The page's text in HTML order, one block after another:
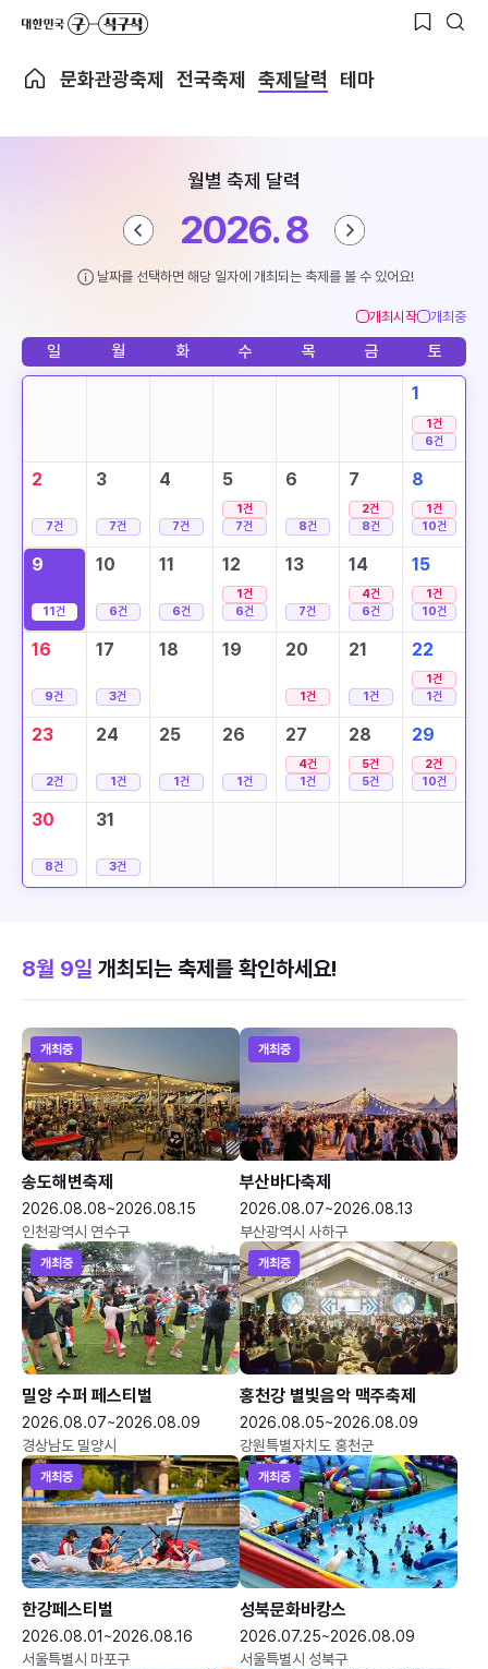
문화관광축제 전국축제 축제달력 테마
월별 축제 달력
2026. 8
날짜를 선택하면 해당 일자에 개최되는 축제를 볼 수 있어요!
개최시작 개최중
일 월 화 수 목 금 토
1
1건
6건
2
7건
3
7건
4
7건
5
1건
7건
6
8건
7
2건
8건
8
1건
10건
9
11건
10
6건
11
6건
12
1건
6건
13
7건
14
4건
6건
15
1건
10건
16
9건
17
3건
18 19 20
1건
21
1건
22
1건
1건
23
2건
24
1건
25
1건
26
1건
27
4건
1건
28
5건
5건
29
2건
10건
30
8건
31
3건
8월 9일 개최되는 축제를 확인하세요!
개최중
송도해변축제
2026.08.08~2026.08.15
인천광역시 연수구
개최중
부산바다축제
2026.08.07~2026.08.13
부산광역시 사하구
개최중
밀양 수퍼 페스티벌
2026.08.07~2026.08.09
경상남도 밀양시
개최중
홍천강 별빛음악 맥주축제
2026.08.05~2026.08.09
강원특별자치도 홍천군
개최중
한강페스티벌
2026.08.01~2026.08.16
서울특별시 마포구
개최중
성북문화바캉스
2026.07.25~2026.08.09
서울특별시 성북구